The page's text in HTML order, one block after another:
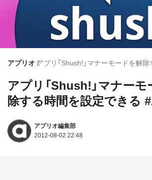
アプリオ アプリ「Shush!」マナーモードを解
アプリ「Shush!」マナー
除する時間を設定できる
アプリオ編集部
2012-08-02 22:48